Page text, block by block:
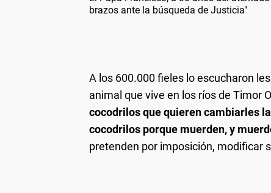
brazos ante la búsqueda de Justicia"
A los 600.000 fieles lo escucharon
animal que vive en los ríos de Timor
cocodrilos que quieren cambiarles
cocodrilos porque muerden, y
pretenden por imposición, modificar